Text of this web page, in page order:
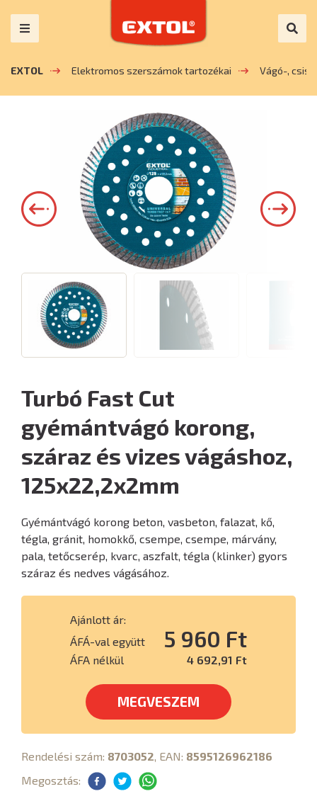
EXTOL Elektromos szerszámok tartozékai Vágó-,
Turbó Fast Cut
gyémántvágó korong,
száraz és vizes vágáshoz,
125x22,2x2mm
Gyémántvágó korong beton, vasbeton, falazat, kő,
tégla, gránit, homokkő, csempe, csempe, márvány,
pala, tetőcserép, kvarc, aszfalt, tégla (klinker) gyors
száraz és nedves vágásához.
Ajánlott ár:
ÁFÁ-val együtt
5 960 Ft
ÁFA nélkül 4 692,91 Ft
MEGVESZEM
Rendelési szám: 8703052, EAN: 8595126962186
Megosztás: